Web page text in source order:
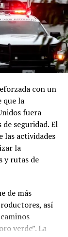
con un
que la
fuera
seguridad. El
las actividades
la
y rutas de
de más
así
verde”. La